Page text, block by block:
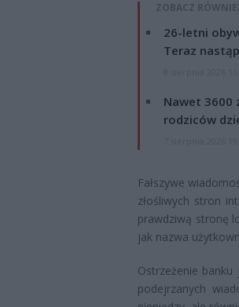
ZOBACZ
26-letni
Teraz
Nawet 3600
rodziców
Fałszywe
złośliwych stron
prawdziwą stronę
jak nazwa
Ostrzeżenie
podejrzanych